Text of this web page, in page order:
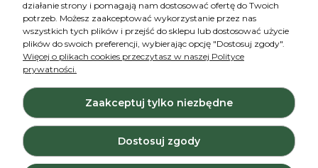
Konto
Projekt i wykonanie:Ecommercy.pl
Pokaż pełną wersję strony
działanie strony i pomagają nam dostosować ofertę do Twoich
potrzeb. Możesz zaakceptować wykorzystanie przez nas
wszystkich tych plików i przejść do sklepu lub dostosować użycie
plików do swoich preferencji, wybierając opcję "Dostosuj zgody".
Więcej o plikach cookies przeczytasz w naszej Polityce
prywatności.
Zaakceptuj tylko niezbędne
Dostosuj zgody